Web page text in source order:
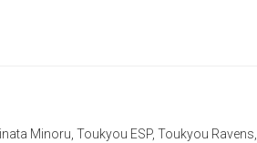
Minoru, Toukyou ESP, Toukyou Ravens,